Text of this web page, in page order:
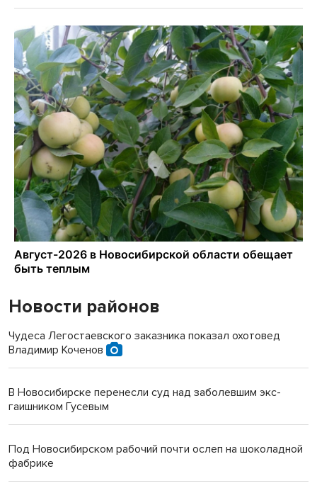
Новости районов
Чудеса Легостаевского заказника показал охотовед
Владимир Коченов
В Новосибирске перенесли суд над заболевшим экс-
гаишником Гусевым
Под Новосибирском рабочий почти ослеп на шоколадной
фабрике